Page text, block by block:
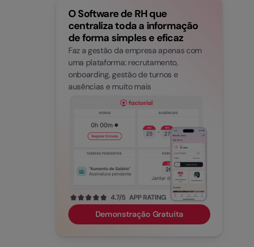
Como os assistentes virtuais estão a
transformar os Recursos Humanos
O papel da Factorial na automatização e apoio
às equipas
O Software de RH que
centraliza toda a informação
de forma simples e eficaz
Faz a gestão da empresa apenas com
uma plataforma: recrutamento,
onboarding, gestão de turnos e
ausências e muito mais
Demonstração Gratuita